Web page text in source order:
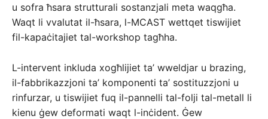
u sofra ħsara strutturali sostanzjali meta waqgħa.
Waqt li vvalutat il-ħsara, l-MCAST wettqet tiswijiet
fil-kapaċitajiet tal-workshop tagħha.
L-intervent inkluda xogħlijiet ta’ wweldjar u brazing,
il-fabbrikazzjoni ta’ komponenti ta’ sostituzzjoni u
rinfurzar, u tiswijiet fuq il-pannelli tal-folji tal-metall li
kienu ġew deformati waqt l-inċident. Ġew